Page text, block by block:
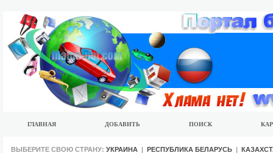
ГЛАВНАЯ ДОБАВИТЬ ПОИСК
ВЫБЕРИТЕ СВОЮ СТРАНУ: УКРАИНА | РЕСПУБЛИКА БЕЛАРУСЬ |